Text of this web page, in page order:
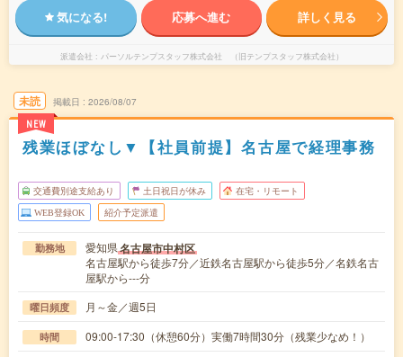
気になる! 応募へ進む 詳しく見る
派遣会社 パーソルテンプスタッフ株式会社 （旧テンプスタッフ株式会社）
未読
NEW
掲載日 2026/08/07
残業ほぼなし▼【社員前提】名古屋で経理事務
交通費別途支給あり 土日祝日が休み 在宅・リモート
WEB登録OK 紹介予定派遣
勤務地 愛知県名古屋市中村区
名古屋駅から徒歩7分／近鉄名古屋駅から徒歩5分／名鉄名古
屋駅から---分
曜日頻度 月～金／週5日
時間 09:00-17:30（休憩60分）実働7時間30分（残業少なめ！）